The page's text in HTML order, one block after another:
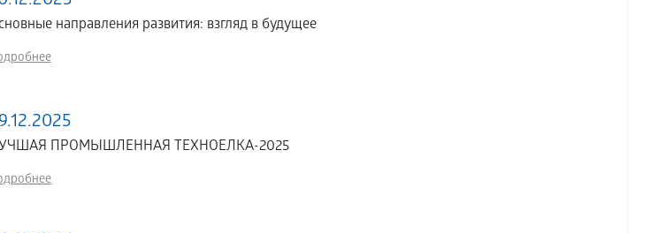
направления развития: взгляд в будущее
ПРОМЫШЛЕННАЯ ТЕХНОЕЛКА-2025